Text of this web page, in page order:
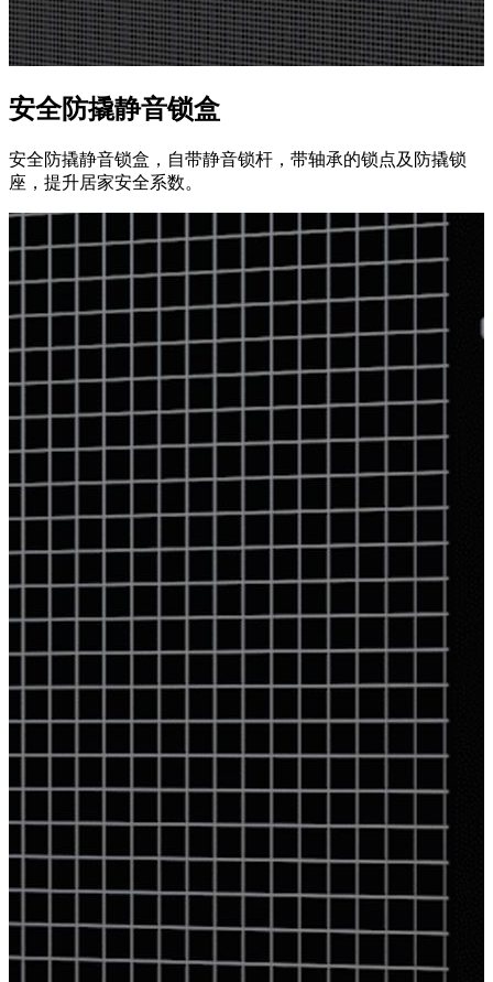
安全防撬静音锁盒
安全防撬静音锁盒，自带静音锁杆，带轴承的锁点及防撬锁
座，提升居家安全系数。